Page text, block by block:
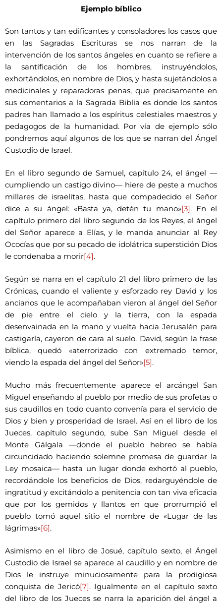
Ejemplo bíblico
Son tantos y tan edificantes y consoladores los casos que
en las Sagradas Escrituras se nos narran de la
intervención de los santos ángeles en cuanto se refiere a
la santificación de los hombres, instruyéndolos,
exhortándolos, en nombre de Dios, y hasta sujetándolos a
medicinales y reparadoras penas, que precisamente en
sus comentarios a la Sagrada Biblia es donde los santos
padres han llamado a los espíritus celestiales maestros y
pedagogos de la humanidad. Por vía de ejemplo sólo
pondremos aquí algunos de los que se narran del Ángel
Custodio de Israel.
En el libro segundo de Samuel, capítulo 24, el ángel —
cumpliendo un castigo divino— hiere de peste a muchos
millares de israelitas, hasta que compadecido el Señor
dice a su ángel: «Basta ya, detén tu mano»[3]. En el
capítulo primero del libro segundo de los Reyes, el ángel
del Señor aparece a Elías, y le manda anunciar al Rey
Ococías que por su pecado de idolátrica superstición Dios
le condenaba a morir[4].
Según se narra en el capítulo 21 del libro primero de las
Crónicas, cuando el valiente y esforzado rey David y los
ancianos que le acompañaban vieron al ángel del Señor
de pie entre el cielo y la tierra, con la espada
desenvainada en la mano y vuelta hacia Jerusalén para
castigarla, cayeron de cara al suelo. David, según la frase
bíblica, quedó «aterrorizado con extremado temor,
viendo la espada del ángel del Señor»[5].
Mucho más frecuentemente aparece el arcángel San
Miguel enseñando al pueblo por medio de sus profetas o
sus caudillos en todo cuanto convenía para el servicio de
Dios y bien y prosperidad de Israel. Así en el libro de los
Jueces, capítulo segundo, sube San Miguel desde el
Monte Gálgala —donde el pueblo hebreo se había
circuncidado haciendo solemne promesa de guardar la
Ley mosaica— hasta un lugar donde exhortó al pueblo,
recordándole los beneficios de Dios, redarguyéndole de
ingratitud y excitándolo a penitencia con tan viva eficacia
que por los gemidos y llantos en que prorrumpió el
pueblo tomó aquel sitio el nombre de «Lugar de las
lágrimas»[6].
Asimismo en el libro de Josué, capítulo sexto, el Ángel
Custodio de Israel se aparece al caudillo y en nombre de
Dios le instruye minuciosamente para la prodigiosa
conquista de Jericó[7]. Igualmente en el capítulo sexto
del libro de los Jueces se narra la aparición del ángel a